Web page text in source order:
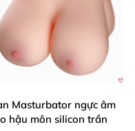
Masturbator ngực âm
hậu môn silicon trần